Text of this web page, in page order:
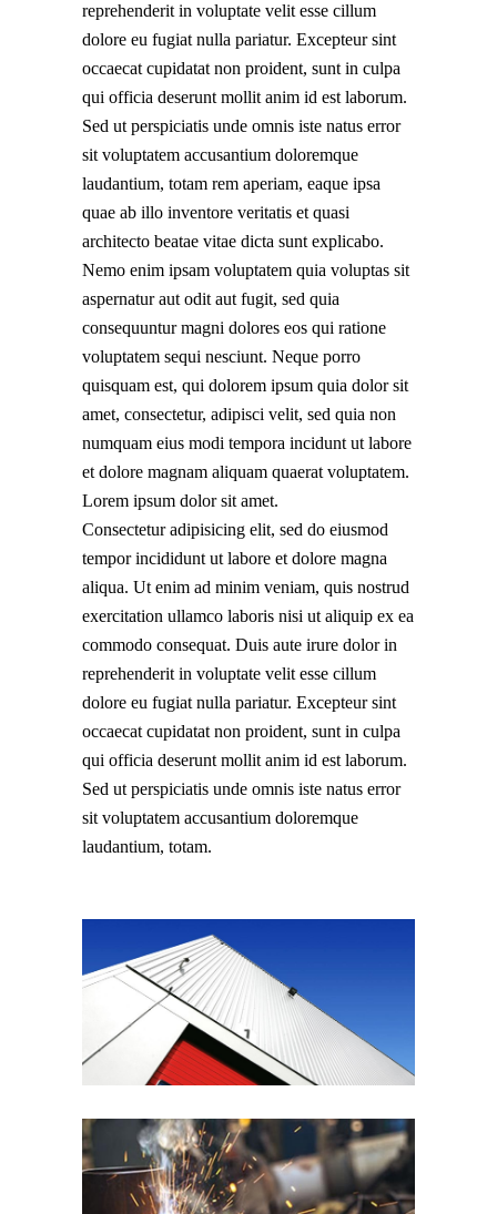
reprehenderit in voluptate velit esse cillum
dolore eu fugiat nulla pariatur. Excepteur sint
occaecat cupidatat non proident, sunt in culpa
qui officia deserunt mollit anim id est laborum.
Sed ut perspiciatis unde omnis iste natus error
sit voluptatem accusantium doloremque
laudantium, totam rem aperiam, eaque ipsa
quae ab illo inventore veritatis et quasi
architecto beatae vitae dicta sunt explicabo.
Nemo enim ipsam voluptatem quia voluptas sit
aspernatur aut odit aut fugit, sed quia
consequuntur magni dolores eos qui ratione
voluptatem sequi nesciunt. Neque porro
quisquam est, qui dolorem ipsum quia dolor sit
amet, consectetur, adipisci velit, sed quia non
numquam eius modi tempora incidunt ut labore
et dolore magnam aliquam quaerat voluptatem.
Lorem ipsum dolor sit amet.
Consectetur adipisicing elit, sed do eiusmod
tempor incididunt ut labore et dolore magna
aliqua. Ut enim ad minim veniam, quis nostrud
exercitation ullamco laboris nisi ut aliquip ex ea
commodo consequat. Duis aute irure dolor in
reprehenderit in voluptate velit esse cillum
dolore eu fugiat nulla pariatur. Excepteur sint
occaecat cupidatat non proident, sunt in culpa
qui officia deserunt mollit anim id est laborum.
Sed ut perspiciatis unde omnis iste natus error
sit voluptatem accusantium doloremque
laudantium, totam.